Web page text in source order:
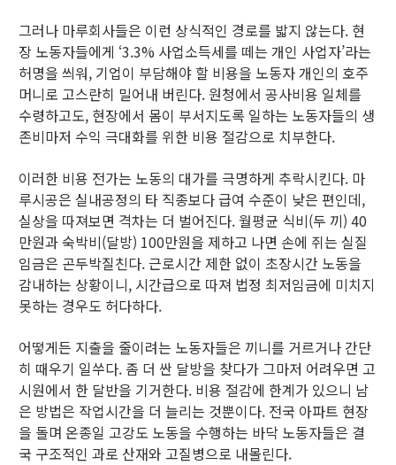
그러나 마루회사들은 이런 상식적인 경로를 밟지 않는다. 현
장 노동자들에게 ‘3.3% 사업소득세를 떼는 개인 사업자’라는
허명을 씌워, 기업이 부담해야 할 비용을 노동자 개인의 호주
머니로 고스란히 밀어내 버린다. 원청에서 공사비용 일체를
수령하고도, 현장에서 몸이 부서지도록 일하는 노동자들의 생
존비마저 수익 극대화를 위한 비용 절감으로 치부한다.
이러한 비용 전가는 노동의 대가를 극명하게 추락시킨다. 마
루시공은 실내공정의 타 직종보다 급여 수준이 낮은 편인데,
실상을 따져보면 격차는 더 벌어진다. 월평균 식비(두 끼) 40
만원과 숙박비(달방) 100만원을 제하고 나면 손에 쥐는 실질
임금은 곤두박질친다. 근로시간 제한 없이 초장시간 노동을
감내하는 상황이니, 시간급으로 따져 법정 최저임금에 미치지
못하는 경우도 허다하다.
어떻게든 지출을 줄이려는 노동자들은 끼니를 거르거나 간단
히 때우기 일쑤다. 좀 더 싼 달방을 찾다가 그마저 어려우면 고
시원에서 한 달반을 기거한다. 비용 절감에 한계가 있으니 남
은 방법은 작업시간을 더 늘리는 것뿐이다. 전국 아파트 현장
을 돌며 온종일 고강도 노동을 수행하는 바닥 노동자들은 결
국 구조적인 과로 산재와 고질병으로 내몰린다.